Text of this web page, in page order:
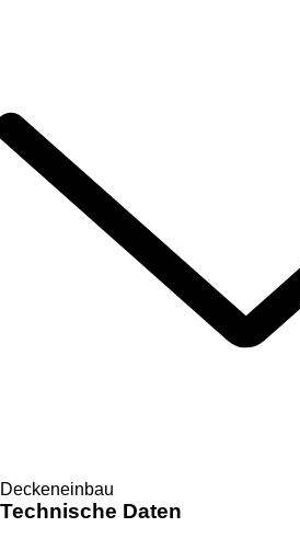
Deckeneinbau
Technische Daten